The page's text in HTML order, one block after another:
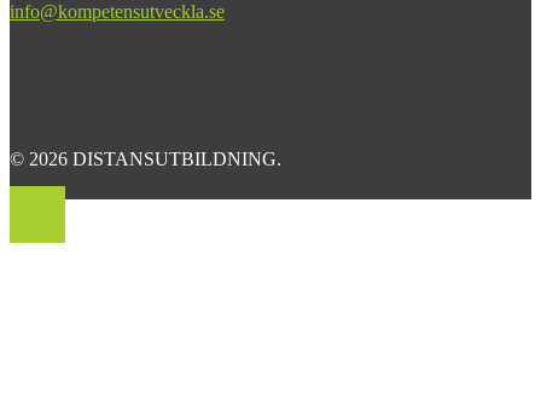
info@kompetensutveckla.se
© 2026 DISTANSUTBILDNING.